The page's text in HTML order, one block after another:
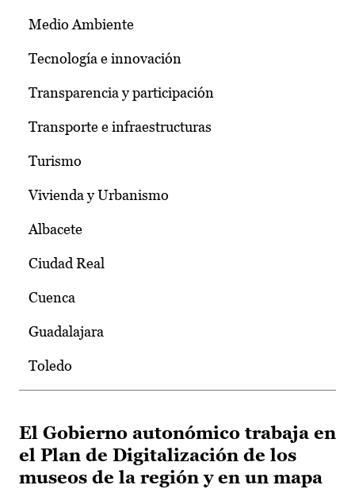
Medio Ambiente
Tecnología e innovación
Transparencia y participación
Transporte e infraestructuras
Turismo
Vivienda y Urbanismo
Albacete
Ciudad Real
Cuenca
Guadalajara
Toledo
El Gobierno autonómico trabaja en
el Plan de Digitalización de los
museos de la región y en un mapa